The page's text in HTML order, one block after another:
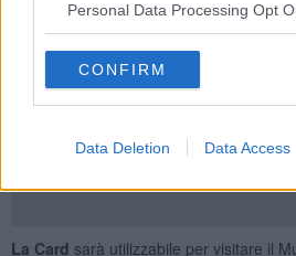
Personal Data Processing Opt
CONFIRM
Data Deletion Data Access
gratuito a tutti i musei civici aperti il
europei tra 18 e 25 anni. Il prezzo
anche un modo per offrire l’opportunità
di visita e di attirare nei nostri musei chi
ancora non ha avuto occasione di
iniziato a lavorare dal primo giorno
La Card sarà utilizzabile per visitare il